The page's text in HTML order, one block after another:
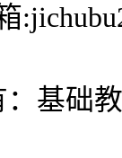
：基础